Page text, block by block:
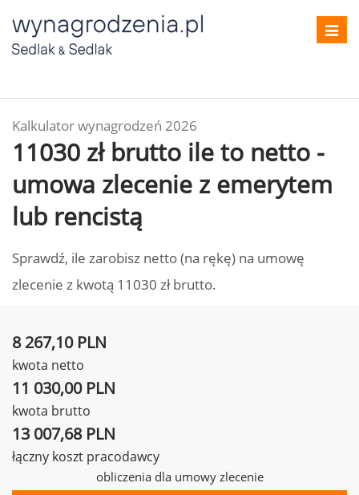
Kalkulator wynagrodzeń 2026
11030 zł brutto ile to netto -
umowa zlecenie z emerytem
lub rencistą
Sprawdź, ile zarobisz netto (na rękę) na umowę
zlecenie z kwotą 11030 zł brutto.
8 267,10 PLN
kwota netto
11 030,00 PLN
kwota brutto
13 007,68 PLN
łączny koszt pracodawcy
obliczenia dla umowy zlecenie